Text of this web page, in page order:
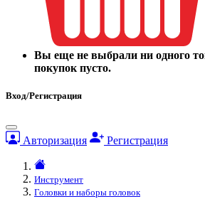
Вы еще не выбрали ни одного
покупок пусто.
Вход/Регистрация
Авторизация Регистрация
Инструмент
Головки и наборы головок